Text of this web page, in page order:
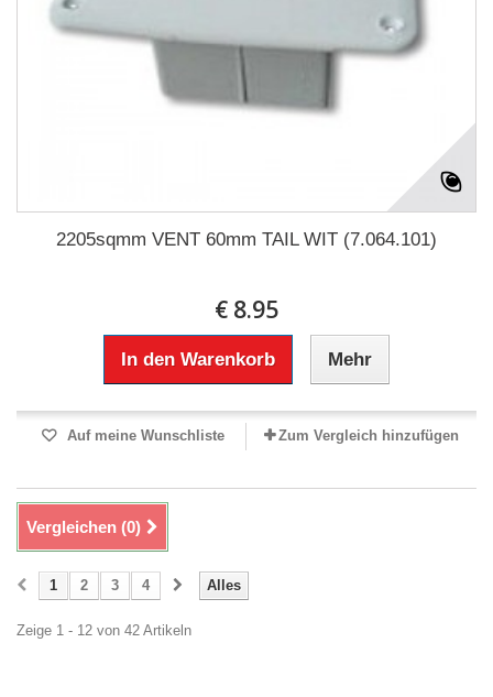
2205sqmm VENT 60mm TAIL WIT (7.064.101)
€ 8.95
In den Warenkorb Mehr
Auf meine Wunschliste Zum Vergleich hinzufügen
Vergleichen (0)
Alles
1 2 3 4
Zeige 1 - 12 von 42 Artikeln